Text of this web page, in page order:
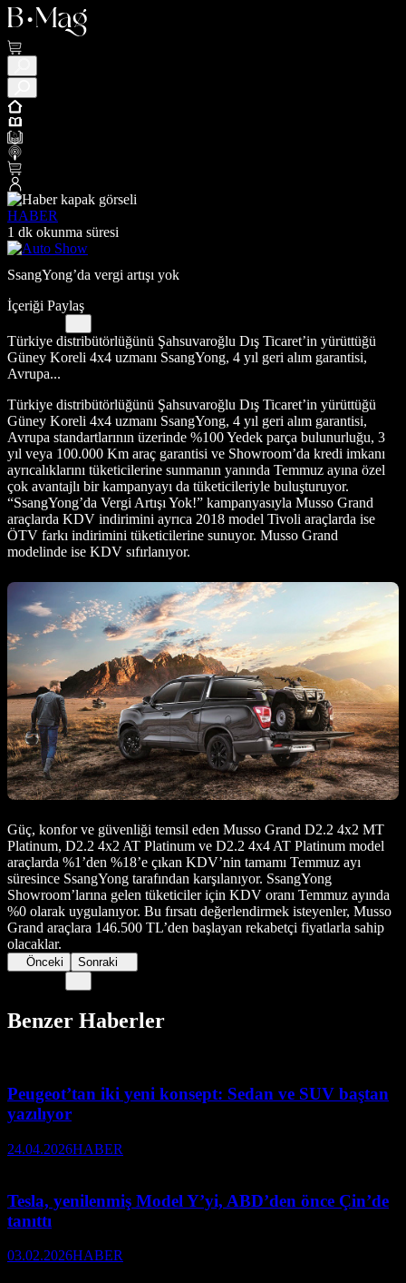
HABER
1 dk okunma süresi
SsangYong’da vergi artışı yok
İçeriği Paylaş
Türkiye distribütörlüğünü Şahsuvaroğlu Dış Ticaret’in yürüttüğü
Güney Koreli 4x4 uzmanı SsangYong, 4 yıl geri alım garantisi,
Avrupa...
Türkiye distribütörlüğünü Şahsuvaroğlu Dış Ticaret’in yürüttüğü
Güney Koreli 4x4 uzmanı SsangYong, 4 yıl geri alım garantisi,
Avrupa standartlarının üzerinde %100 Yedek parça bulunurluğu, 3
yıl veya 100.000 Km araç garantisi ve Showroom’da kredi imkanı
ayrıcalıklarını tüketicilerine sunmanın yanında Temmuz ayına özel
çok avantajlı bir kampanyayı da tüketicileriyle buluşturuyor.
“SsangYong’da Vergi Artışı Yok!” kampanyasıyla Musso Grand
araçlarda KDV indirimini ayrıca 2018 model Tivoli araçlarda ise
ÖTV farkı indirimini tüketicilerine sunuyor. Musso Grand
modelinde ise KDV sıfırlanıyor.
Güç, konfor ve güvenliği temsil eden Musso Grand D2.2 4x2 MT
Platinum, D2.2 4x2 AT Platinum ve D2.2 4x4 AT Platinum model
araçlarda %1’den %18’e çıkan KDV’nin tamamı Temmuz ayı
süresince SsangYong tarafından karşılanıyor. SsangYong
Showroom’larına gelen tüketiciler için KDV oranı Temmuz ayında
%0 olarak uygulanıyor. Bu fırsatı değerlendirmek isteyenler, Musso
Grand araçlara 146.500 TL’den başlayan rekabetçi fiyatlarla sahip
olacaklar.
Önceki Sonraki
Benzer Haberler
Peugeot’tan iki yeni konsept: Sedan ve SUV baştan
yazılıyor
24.04.2026HABER
Tesla, yenilenmiş Model Y’yi, ABD’den önce Çin’de
tanıttı
03.02.2026HABER